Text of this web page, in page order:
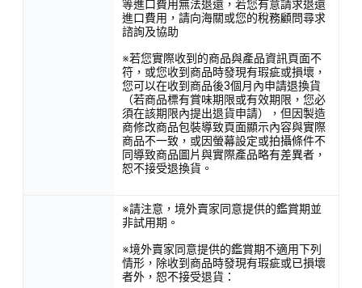
等進口費用無法退還，若您有意請求退還
進口費用，請向海關或您的稅務顧問尋求
諮詢及協助
※若您實際收到的商品與產品資訊頁面不
符，或您收到商品時發現有瑕疵或損壞，
您可以在收到商品後3個月內申請退換貨
（若商品標有賞味期限或有效期限，您必
須在該期限內提出退貨申請），但因製造
商修改商品包裝導致頁面顯示內容與實際
商品不一致，或因螢幕設定或拍攝條件不
同導致商品圖片與實際產品略有差異者，
恕不接受退換貨。
※請注意，境外賣家同意提供的鑑賞期並
非試用期。
※境外賣家同意提供的鑑賞期不適用下列
情形，除收到商品時發現有瑕疵或已損壞
者外，恕不接受退貨：